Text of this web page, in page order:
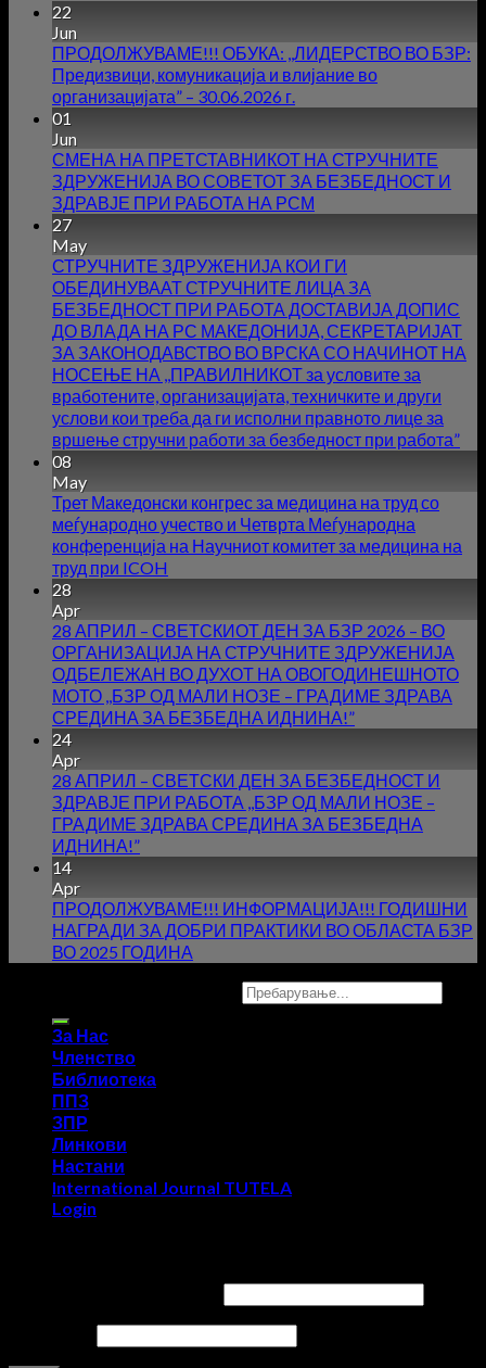
22
Jun
ПРОДОЛЖУВАМЕ!!! ОБУКА: ,,ЛИДЕРСТВО ВО БЗР:
Предизвици, комуникација и влијание во
организацијата” – 30.06.2026 г.
01
Jun
СМЕНА НА ПРЕТСТАВНИКОТ НА СТРУЧНИТЕ
ЗДРУЖЕНИЈА ВО СОВЕТОТ ЗА БЕЗБЕДНОСТ И
ЗДРАВЈЕ ПРИ РАБОТА НА РСМ
27
May
СТРУЧНИТЕ ЗДРУЖЕНИЈА КОИ ГИ
ОБЕДИНУВААТ СТРУЧНИТЕ ЛИЦА ЗА
БЕЗБЕДНОСТ ПРИ РАБОТА ДОСТАВИЈА ДОПИС
ДО ВЛАДА НА РС МАКЕДОНИЈА, СЕКРЕТАРИЈАТ
ЗА ЗАКОНОДАВСТВО ВО ВРСКА СО НАЧИНОТ НА
НОСЕЊЕ НА ,,ПРАВИЛНИКОТ за условите за
вработените, организацијата, техничките и други
услови кои треба да ги исполни правното лице за
вршење стручни работи за безбедност при работа”
08
May
Трет Македонски конгрес за медицина на труд со
меѓународно учество и Четврта Меѓународна
конференција на Научниот комитет за медицина на
труд при ICOH
28
Apr
28 АПРИЛ – СВЕТСКИОТ ДЕН ЗА БЗР 2026 – ВО
ОРГАНИЗАЦИЈА НА СТРУЧНИТЕ ЗДРУЖЕНИЈА
ОДБЕЛЕЖАН ВО ДУХОТ НА ОВОГОДИНЕШНОТО
МОТО ,,БЗР ОД МАЛИ НОЗЕ – ГРАДИМЕ ЗДРАВА
СРЕДИНА ЗА БЕЗБЕДНА ИДНИНА!”
24
Apr
28 АПРИЛ – СВЕТСКИ ДЕН ЗА БЕЗБЕДНОСТ И
ЗДРАВЈЕ ПРИ РАБОТА ,,БЗР ОД МАЛИ НОЗЕ –
ГРАДИМЕ ЗДРАВА СРЕДИНА ЗА БЕЗБЕДНА
ИДНИНА!”
14
Apr
ПРОДОЛЖУВАМЕ!!! ИНФОРМАЦИЈА!!! ГОДИШНИ
НАГРАДИ ЗА ДОБРИ ПРАКТИКИ ВО ОБЛАСТА БЗР
ВО 2025 ГОДИНА
За Нас
Членство
Библиотека
ППЗ
ЗПР
Линкови
Настани
International Journal TUTELA
Login